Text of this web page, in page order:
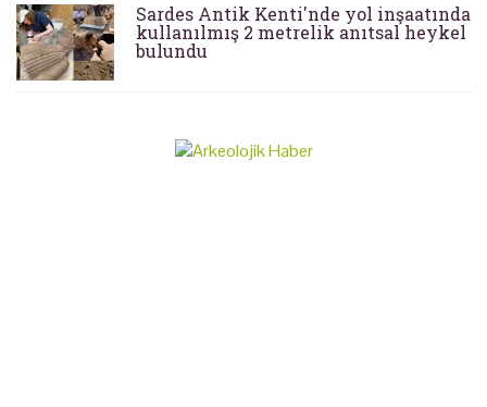
Sardes Antik Kenti'nde yol inşaatında
kullanılmış 2 metrelik anıtsal heykel
bulundu